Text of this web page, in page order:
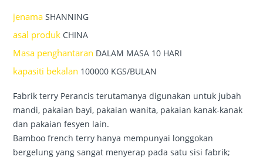
jenamaSHANNING
asal produk CHINA
Masa penghantaran DALAM MASA 10 HARI
kapasiti bekalan 100000 KGS/BULAN
Fabrik terry Perancis terutamanya digunakan untuk jubah
mandi, pakaian bayi, pakaian wanita, pakaian kanak-kanak
dan pakaian fesyen lain.
Bamboo french terry hanya mempunyai longgokan
bergelung yang sangat menyerap pada satu sisi fabrik;